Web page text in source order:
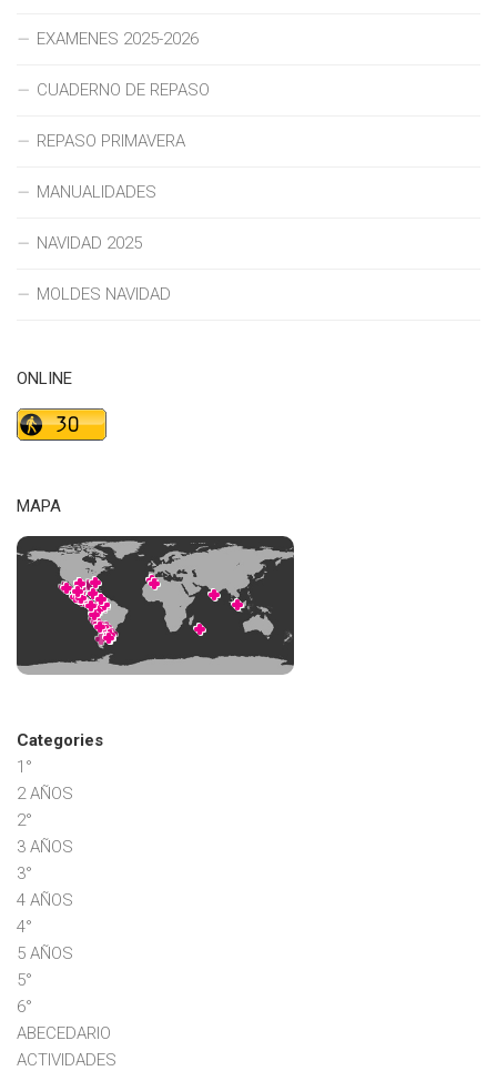
EXAMENES 2025-2026
CUADERNO DE REPASO
REPASO PRIMAVERA
MANUALIDADES
NAVIDAD 2025
MOLDES NAVIDAD
ONLINE
MAPA
Categories
1°
2 AÑOS
2°
3 AÑOS
3°
4 AÑOS
4°
5 AÑOS
5°
6°
ABECEDARIO
ACTIVIDADES